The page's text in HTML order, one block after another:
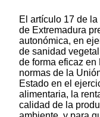
El artículo 17 de
de Extremadura
autonómica, en
de sanidad
de forma eficaz
normas de la
Estado en el
alimentaria, la
calidad de la